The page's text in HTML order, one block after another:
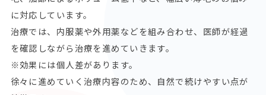
に対応しています。
治療では、内服薬や外用薬などを組み合わせ、医師が経過
を確認しながら治療を進めていきます。
※効果には個人差があります。
徐々に進めていく治療内容のため、自然で続けやすい点が